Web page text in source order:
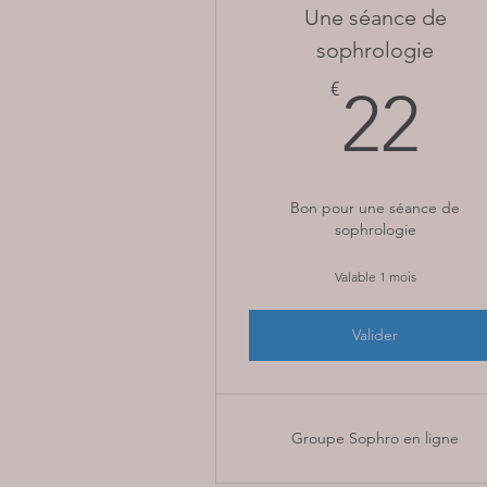
Une séance de
sophrologie
€ 22
Bon pour une séance de
sophrologie
Valable 1 mois
Valider
Groupe Sophro en ligne